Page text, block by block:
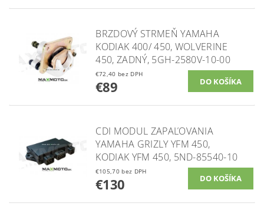
BRZDOVÝ STRMEŇ YAMAHA
KODIAK 400/ 450, WOLVERINE
450, ZADNÝ, 5GH-2580V-10-00
€72,40 bez DPH
€89
CDI MODUL ZAPAĽOVANIA
YAMAHA GRIZLY YFM 450,
KODIAK YFM 450, 5ND-85540-10
€105,70 bez DPH
€130